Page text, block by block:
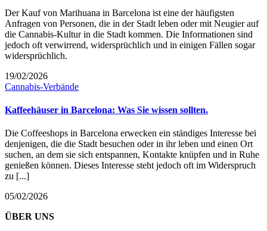
Der Kauf von Marihuana in Barcelona ist eine der häufigsten
Anfragen von Personen, die in der Stadt leben oder mit Neugier auf
die Cannabis-Kultur in die Stadt kommen. Die Informationen sind
jedoch oft verwirrend, widersprüchlich und in einigen Fällen sogar
widersprüchlich.
19/02/2026
Cannabis-Verbände
Kaffeehäuser in Barcelona: Was Sie wissen sollten.
Die Coffeeshops in Barcelona erwecken ein ständiges Interesse bei
denjenigen, die die Stadt besuchen oder in ihr leben und einen Ort
suchen, an dem sie sich entspannen, Kontakte knüpfen und in Ruhe
genießen können. Dieses Interesse steht jedoch oft im Widerspruch
zu [...]
05/02/2026
ÜBER UNS